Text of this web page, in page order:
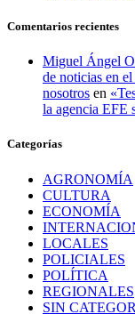
Comentarios recientes
Miguel Ángel
de noticias en
nosotros en
la agencia EFE
Categorías
AGRONOMÍA
CULTURA
ECONOMÍA
LOCALES
POLICIALES
POLÍTICA
REGIONALES
SIN